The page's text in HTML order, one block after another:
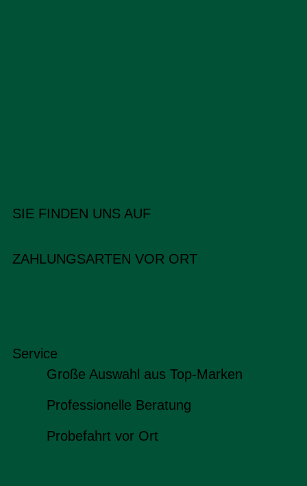
SIE FINDEN UNS AUF
ZAHLUNGSARTEN VOR ORT
Service
Große Auswahl aus Top-Marken
Professionelle Beratung
Probefahrt vor Ort